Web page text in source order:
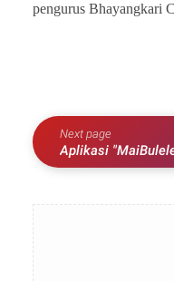
pengurus Bhayangkari
Next page
Aplikasi
UMKM Buleleng